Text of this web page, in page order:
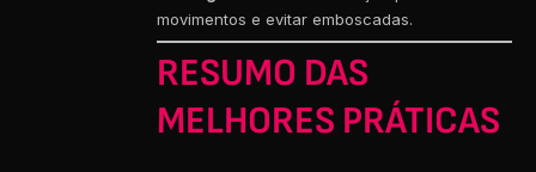
movimentos e evitar emboscadas.
RESUMO DAS
MELHORES PRÁTICAS